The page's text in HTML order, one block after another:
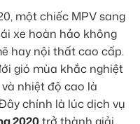
một chiếc MPV sang
xe hoàn hảo không
hay nội thất cao cấp.
gió mùa khắc nghiệt
nhiệt độ cao là
chính là lúc dịch vụ